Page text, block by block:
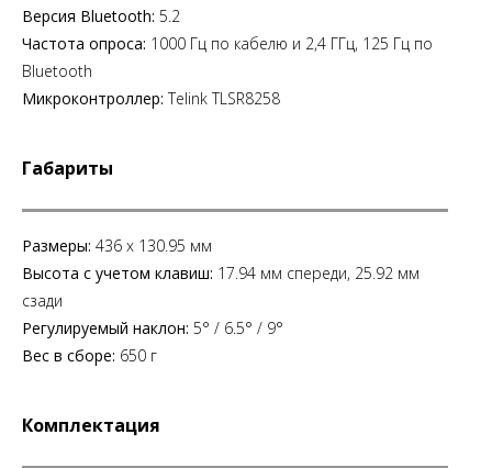
Версия Bluetooth: 5.2
Частота опроса: 1000 Гц по кабелю и 2,4 ГГц, 125 Гц по
Bluetooth
Микроконтроллер: Telink TLSR8258
Габариты
Размеры: 436 x 130.95 мм
Высота с учетом клавиш: 17.94 мм спереди, 25.92 мм
сзади
Регулируемый наклон: 5° / 6.5° / 9°
Вес в сборе: 650 г
Комплектация